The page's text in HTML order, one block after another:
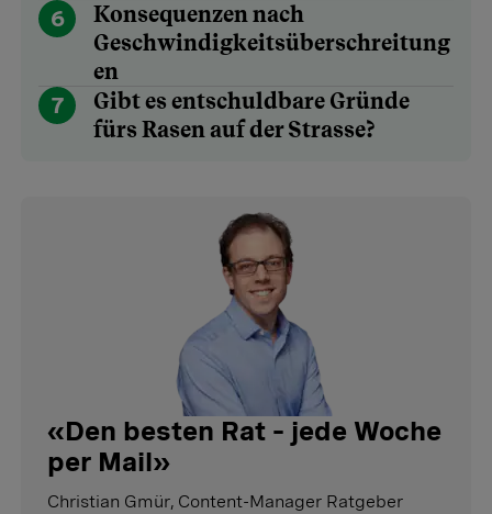
6
Konsequenzen nach
Geschwindigkeitsüberschreitung
en
7
Gibt es entschuldbare Gründe
fürs Rasen auf der Strasse?
«Den besten Rat – jede Woche
per Mail»
Christian Gmür, Content-Manager Ratgeber